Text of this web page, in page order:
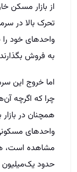
از بازار مسکن
تحرک بالا در
واحدهای خود را
به فروش
اما خروج این
چرا که اگرچه
همچنان در
واحدهای
مشاهده است،
حدود یک‌میلیون